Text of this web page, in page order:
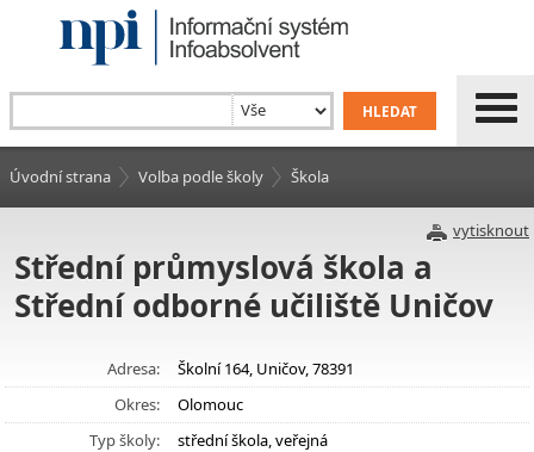
Úvodní strana Volba podle školy Škola
vytisknout
Střední průmyslová škola a
Střední odborné učiliště Uničov
Adresa:
Školní 164, Uničov, 78391
Okres:
Olomouc
Typ školy:
střední škola, veřejná